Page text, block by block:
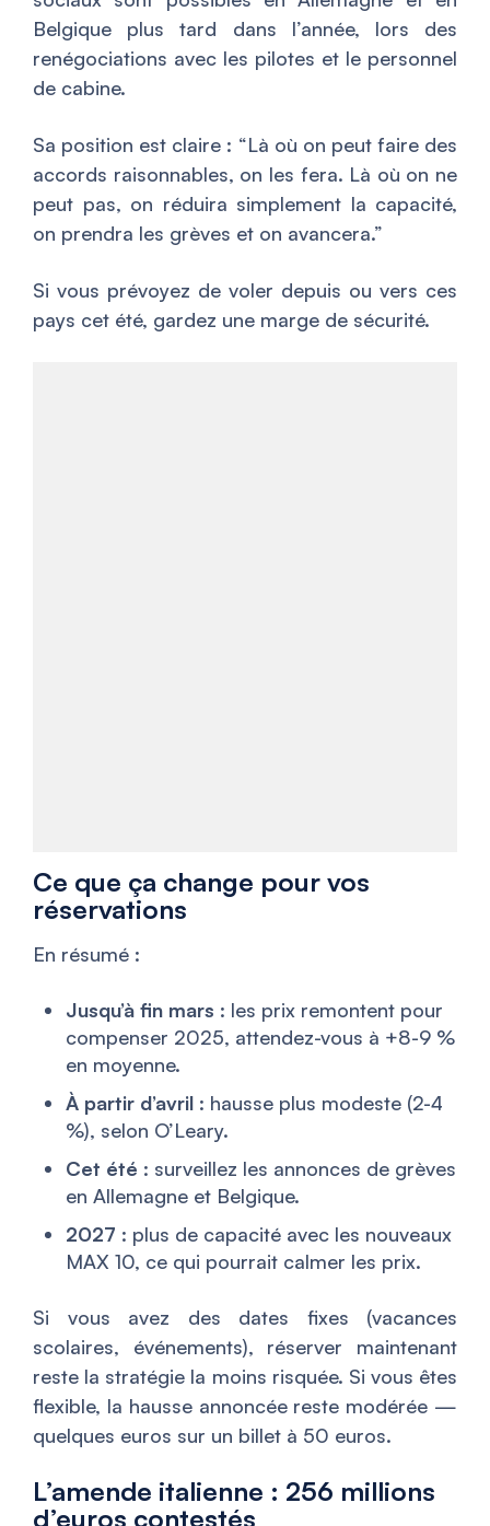
Belgique plus tard dans l’année, lors des
renégociations avec les pilotes et le personnel
de cabine.
Sa position est claire : “Là où on peut faire des
accords raisonnables, on les fera. Là où on ne
peut pas, on réduira simplement la capacité,
on prendra les grèves et on avancera.”
Si vous prévoyez de voler depuis ou vers ces
pays cet été, gardez une marge de sécurité.
Ce que ça change pour vos
réservations
En résumé :
Jusqu’à fin mars : les prix remontent pour
compenser 2025, attendez-vous à +8-9 %
en moyenne.
À partir d’avril : hausse plus modeste (2-4
%), selon O’Leary.
Cet été : surveillez les annonces de grèves
en Allemagne et Belgique.
2027 : plus de capacité avec les nouveaux
MAX 10, ce qui pourrait calmer les prix.
Si vous avez des dates fixes (vacances
scolaires, événements), réserver maintenant
reste la stratégie la moins risquée. Si vous êtes
flexible, la hausse annoncée reste modérée —
quelques euros sur un billet à 50 euros.
L’amende italienne : 256 millions
d’euros contestés